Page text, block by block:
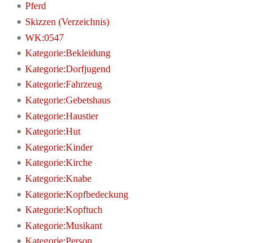
Pferd
Skizzen (Verzeichnis)
WK:0547
Kategorie:Bekleidung
Kategorie:Dorfjugend
Kategorie:Fahrzeug
Kategorie:Gebetshaus
Kategorie:Haustier
Kategorie:Hut
Kategorie:Kinder
Kategorie:Kirche
Kategorie:Knabe
Kategorie:Kopfbedeckung
Kategorie:Kopftuch
Kategorie:Musikant